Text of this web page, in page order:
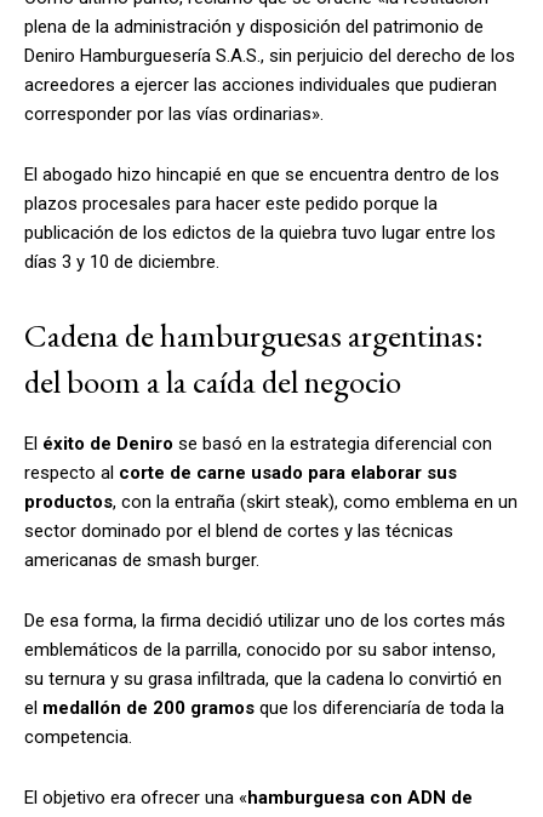
plena de la administración y disposición del patrimonio de
Deniro Hamburguesería S.A.S., sin perjuicio del derecho de los
acreedores a ejercer las acciones individuales que pudieran
corresponder por las vías ordinarias».
El abogado hizo hincapié en que se encuentra dentro de los
plazos procesales para hacer este pedido porque la
publicación de los edictos de la quiebra tuvo lugar entre los
días 3 y 10 de diciembre.
Cadena de hamburguesas argentinas:
del boom a la caída del negocio
El éxito de Deniro se basó en la estrategia diferencial con
respecto al corte de carne usado para elaborar sus
productos, con la entraña (skirt steak), como emblema en un
sector dominado por el blend de cortes y las técnicas
americanas de smash burger.
De esa forma, la firma decidió utilizar uno de los cortes más
emblemáticos de la parrilla, conocido por su sabor intenso,
su ternura y su grasa infiltrada, que la cadena lo convirtió en
el medallón de 200 gramos que los diferenciaría de toda la
competencia.
El objetivo era ofrecer una «hamburguesa con ADN de